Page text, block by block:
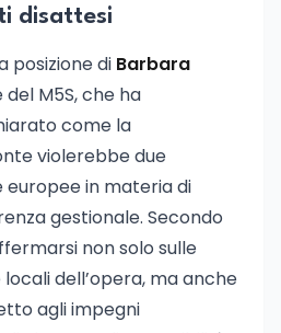
disattesi
posizione di Barbara
M5S, che ha
come la
violerebbe due
in materia di
gestionale. Secondo
non solo sulle
dell’opera, ma anche
agli impegni